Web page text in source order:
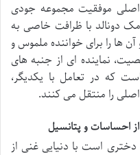
موفقیت مجموعه جودی
دونالد با ظرافت خاصی به
ها را برای خواننده ملموس و
نماینده ای از جنبه های
که در تعامل با یکدیگر،
را منتقل می کنند.
احساسات و پتانسیل
است با دنیایی غنی از